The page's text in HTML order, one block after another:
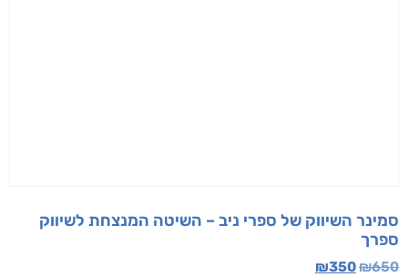
סמינר השיווק של ספרי ניב – השיטה המנצחת לשיווק
ספרך
₪650
₪350